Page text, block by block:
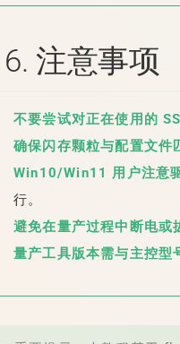
6. 注意事项
不要尝试对正在使用的
确保闪存颗粒与配置文件
Win10/Win11 用户注意
行。
避免在量产过程中断电或
量产工具版本需与主控型